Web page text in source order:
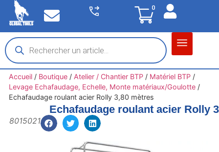
0
Accueil/ Boutique/ Atelier / Chantier BTP/ Matériel BTP/
Levage Echafaudage, Echelle, Monte matériaux/Goulotte/
Echafaudage roulant acier Rolly 3,80 mètres
Echafaudage roulant acier Rolly
8015021